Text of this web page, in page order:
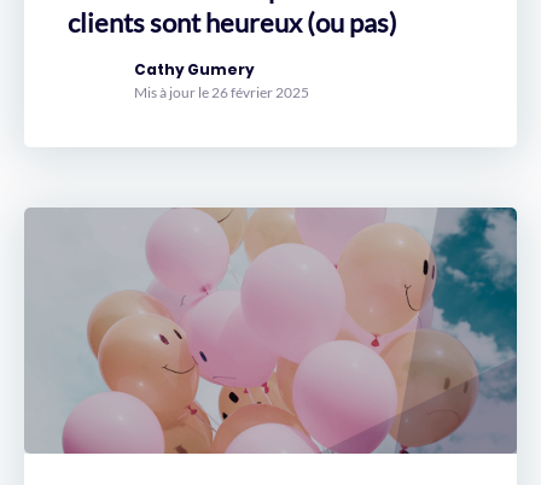
clients sont heureux (ou pas)
Cathy Gumery
Mis à jour le 26 février 2025